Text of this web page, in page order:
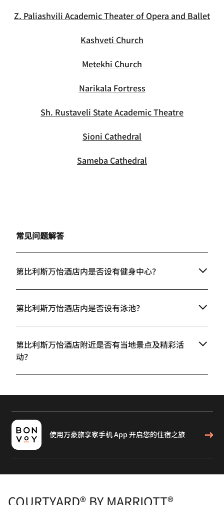
Z. Paliashvili Academic Theater of Opera and Ballet
Kashveti Church
Metekhi Church
Narikala Fortress
Sh. Rustaveli State Academic Theatre
Sioni Cathedral
Sameba Cathedral
常见问题解答
第比利斯万怡酒店内是否设有健身中心？
第比利斯万怡酒店内是否设有泳池？
第比利斯万怡酒店附近是否有当地景点及精彩活
动？
使用万豪旅享家手机 App 开启您的住宿之旅
COURTYARD® BY MARRIOTT®